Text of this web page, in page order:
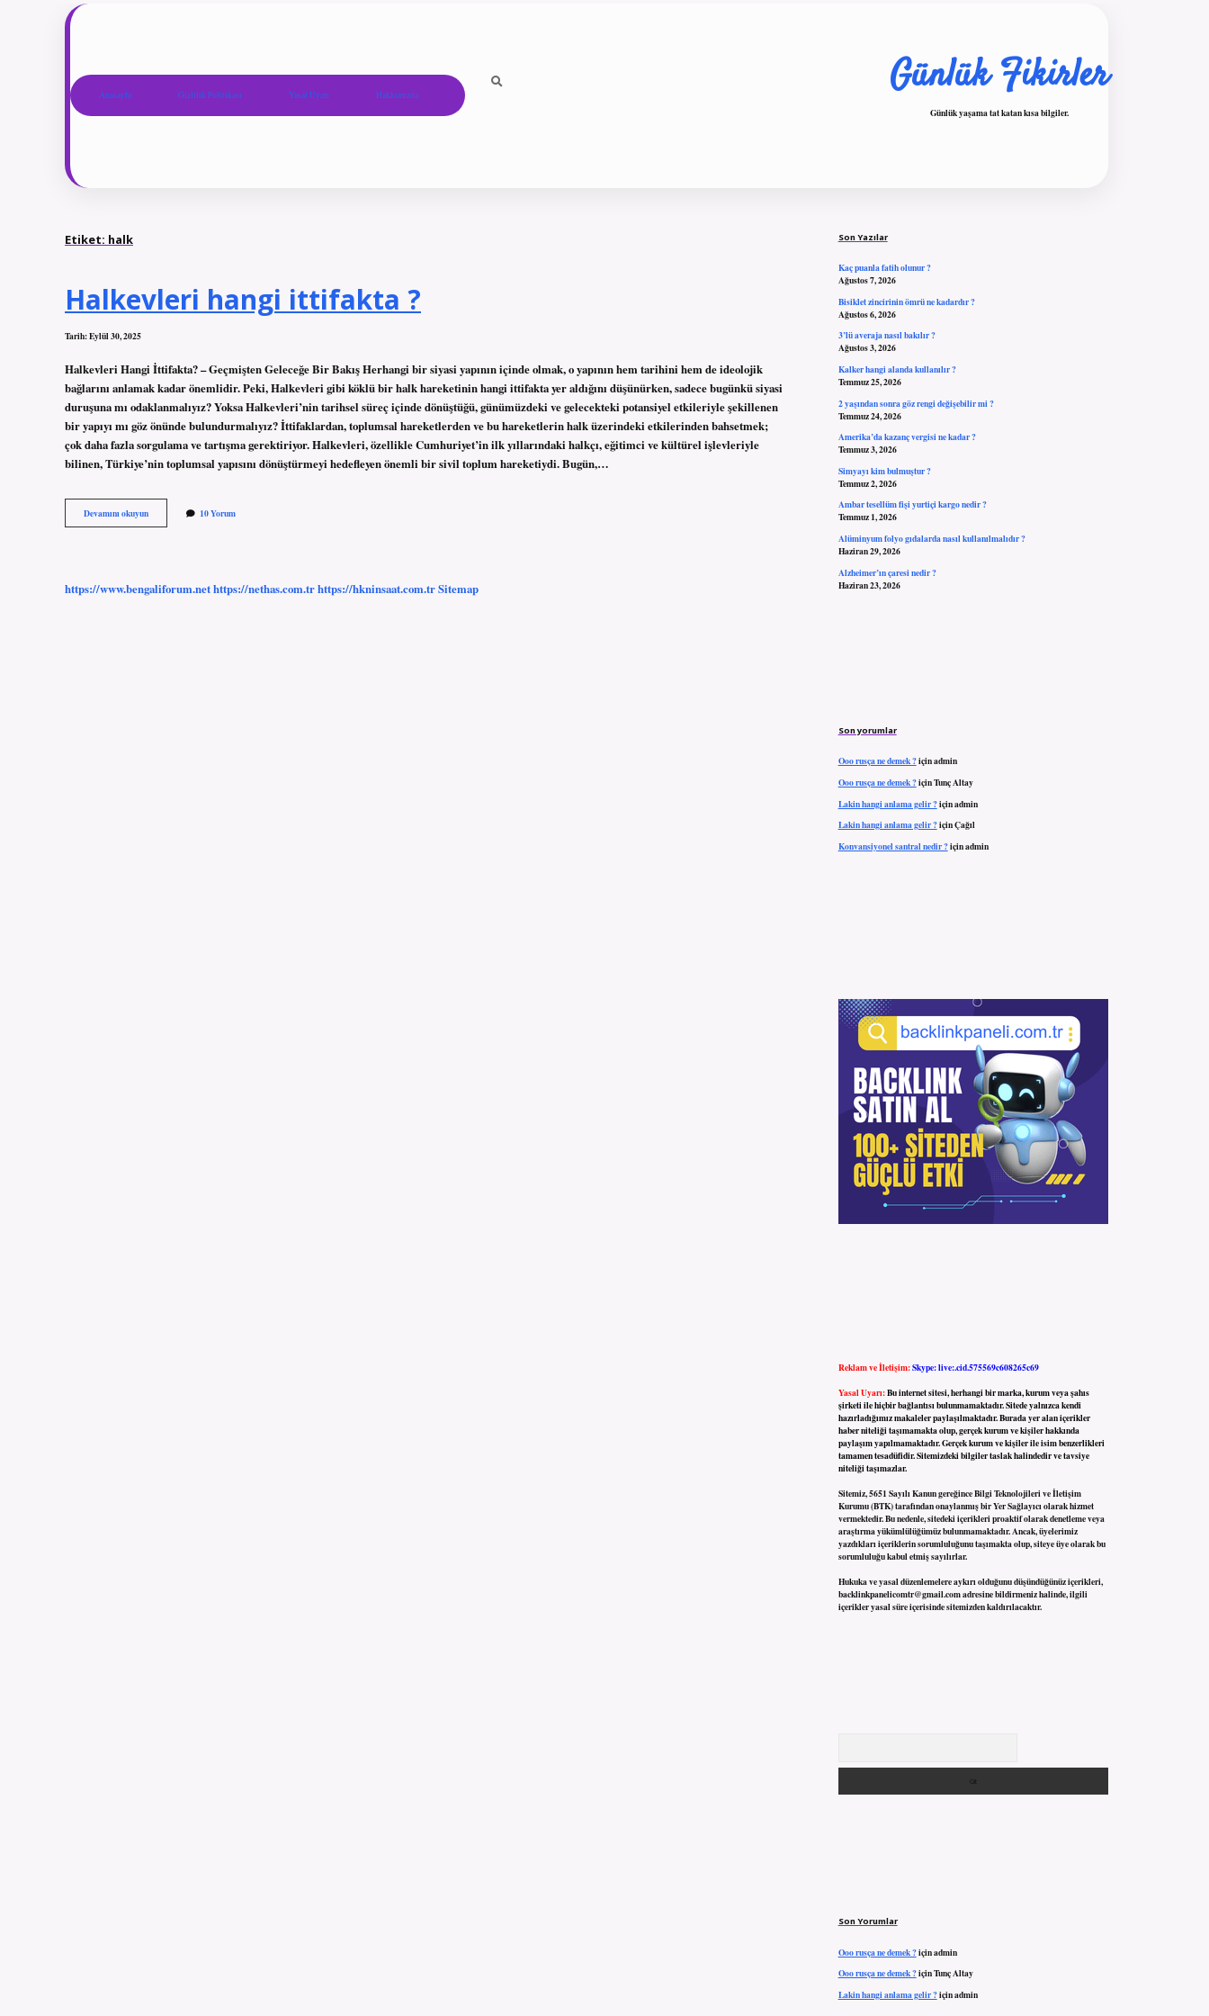
Anasayfa Gizlilik Politikası Yasal Uyarı Hakkımızda Günlük Fikirler
Günlük yaşama tat katan kısa bilgiler.
Etiket: halk
Halkevleri hangi ittifakta ?
Tarih: Eylül 30, 2025
Halkevleri Hangi İttifakta? – Geçmişten Geleceğe Bir Bakış Herhangi bir siyasi yapının içinde olmak, o yapının hem tarihini hem de ideolojik
bağlarını anlamak kadar önemlidir. Peki, Halkevleri gibi köklü bir halk hareketinin hangi ittifakta yer aldığını düşünürken, sadece bugünkü siyasi
duruşuna mı odaklanmalıyız? Yoksa Halkevleri’nin tarihsel süreç içinde dönüştüğü, günümüzdeki ve gelecekteki potansiyel etkileriyle şekillenen
bir yapıyı mı göz önünde bulundurmalıyız? İttifaklardan, toplumsal hareketlerden ve bu hareketlerin halk üzerindeki etkilerinden bahsetmek;
çok daha fazla sorgulama ve tartışma gerektiriyor. Halkevleri, özellikle Cumhuriyet’in ilk yıllarındaki halkçı, eğitimci ve kültürel işlevleriyle
bilinen, Türkiye’nin toplumsal yapısını dönüştürmeyi hedefleyen önemli bir sivil toplum hareketiydi. Bugün,…
Devamını okuyunHalkevleri
hangi
10 Yorum
https://www.bengaliforum.nethttps://nethas.com.trhttps://hkninsaat.com.trSitemap
Son Yazılar
Kaç puanla fatih olunur ?
Ağustos 7, 2026
Bisiklet zincirinin ömrü ne kadardır ?
Ağustos 6, 2026
3’lü averaja nasıl bakılır ?
Ağustos 3, 2026
Kalker hangi alanda kullanılır ?
Temmuz 25, 2026
2 yaşından sonra göz rengi değişebilir mi ?
Temmuz 24, 2026
Amerika’da kazanç vergisi ne kadar ?
Temmuz 3, 2026
Simyayı kim bulmuştur ?
Temmuz 2, 2026
Ambar tesellüm fişi yurtiçi kargo nedir ?
Temmuz 1, 2026
Alüminyum folyo gıdalarda nasıl kullanılmalıdır ?
Haziran 29, 2026
Alzheimer’ın çaresi nedir ?
Haziran 23, 2026
Son yorumlar
Ooo rusça ne demek ?içinadmin
Ooo rusça ne demek ?içinTunç Altay
Lakin hangi anlama gelir ?içinadmin
Lakin hangi anlama gelir ?içinÇağıl
Konvansiyonel santral nedir ?içinadmin
Reklam ve İletişim:Skype: live:.cid.575569c608265c69
Yasal Uyarı:Bu internet sitesi, herhangi bir marka, kurum veya şahıs
şirketi ile hiçbir bağlantısı bulunmamaktadır. Sitede yalnızca kendi
hazırladığımız makaleler paylaşılmaktadır. Burada yer alan içerikler
haber niteliği taşımamakta olup, gerçek kurum ve kişiler hakkında
paylaşım yapılmamaktadır. Gerçek kurum ve kişiler ile isim benzerlikleri
tamamen tesadüfidir. Sitemizdeki bilgiler taslak halindedir ve tavsiye
niteliği taşımazlar.
Sitemiz, 5651 Sayılı Kanun gereğince Bilgi Teknolojileri ve İletişim
Kurumu (BTK) tarafından onaylanmış bir Yer Sağlayıcı olarak hizmet
vermektedir. Bu nedenle, sitedeki içerikleri proaktif olarak denetleme veya
araştırma yükümlülüğümüz bulunmamaktadır. Ancak, üyelerimiz
yazdıkları içeriklerin sorumluluğunu taşımakta olup, siteye üye olarak bu
sorumluluğu kabul etmiş sayılırlar.
Hukuka ve yasal düzenlemelere aykırı olduğunu düşündüğünüz içerikleri,
backlinkpanelicomtr@gmail.comadresine bildirmeniz halinde, ilgili
içerikler yasal süre içerisinde sitemizden kaldırılacaktır.
Son Yorumlar
Ooo rusça ne demek ?içinadmin
Ooo rusça ne demek ?içinTunç Altay
Lakin hangi anlama gelir ?içinadmin